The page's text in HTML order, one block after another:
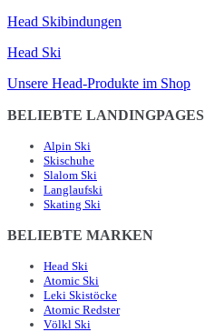
Head Skibindungen
Head Ski
Unsere Head-Produkte im Shop
BELIEBTE LANDINGPAGES
Alpin Ski
Skischuhe
Slalom Ski
Langlaufski
Skating Ski
BELIEBTE MARKEN
Head Ski
Atomic Ski
Leki Skistöcke
Atomic Redster
Völkl Ski